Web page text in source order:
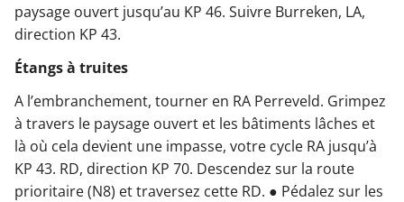
paysage ouvert jusqu’au KP 46. Suivre Burreken, LA,
direction KP 43.
Étangs à truites
A l’embranchement, tourner en RA Perreveld. Grimpez
à travers le paysage ouvert et les bâtiments lâches et
là où cela devient une impasse, votre cycle RA jusqu’à
KP 43. RD, direction KP 70. Descendez sur la route
prioritaire (N8) et traversez cette RD. ● Pédalez sur les